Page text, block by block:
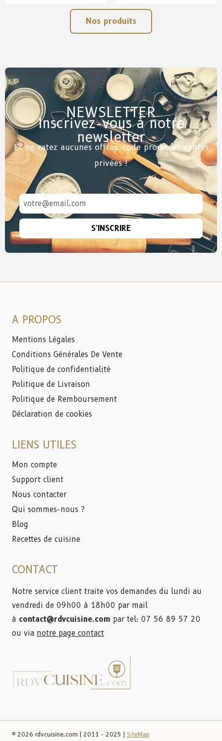
Nos produits
NEWSLETTER
Inscrivez-vous à notre
newsletter
Et ne ratez aucunes offres, code promo et ventes
privées !
S'INSCRIRE
A PROPOS
Mentions Légales
Conditions Générales De Vente
Politique de confidentialité
Politique de Livraison
Politique de Remboursement
Déclaration de cookies
LIENS UTILES
Mon compte
Support client
Nous contacter
Qui sommes-nous ?
Blog
Recettes de cuisine
CONTACT
Notre service client traite vos demandes du lundi au
vendredi de 09h00 à 18h00 par mail
à contact@rdvcuisine.com par tel: 07 56 89 57 20
ou via notre page contact
© 2026 rdvcuisine.com | 2011 - 2025 | SiteMap